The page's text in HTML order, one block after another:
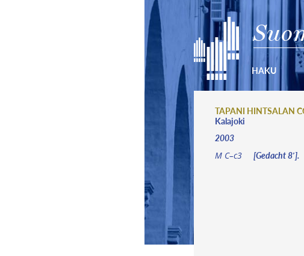
HAKU
TAPANI HINTSALAN
Kalajoki
2003
M C–c3 [Gedacht 8′].